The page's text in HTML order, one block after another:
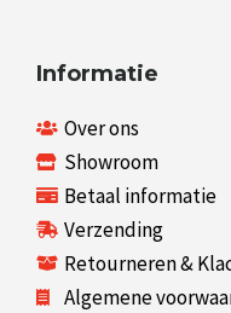
Informatie
Over ons
Showroom
Betaal informatie
Verzending
Retourneren &
Algemene